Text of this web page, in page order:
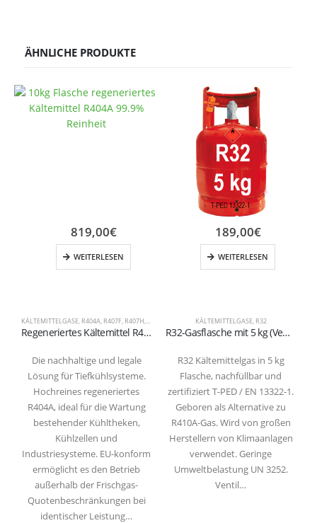
ÄHNLICHE PRODUKTE
KÄLTEMITTELGASE, R404A, R407F, R407H, R448A R452A
Regeneriertes Kältemittel R404A – 10 kg Mehrwegflasche T-PED (1/4″ SAE Ventil) – 99,9% Reinheit
Die nachhaltige und legale
Lösung für Tiefkühlsysteme.
Hochreines regeneriertes
R404A, ideal für die Wartung
bestehender Kühltheken,
Kühlzellen und
Industriesysteme. EU-konform
ermöglicht es den Betrieb
außerhalb der Frischgas-
Quotenbeschränkungen bei
identischer Leistung…
819,00€
WEITERLESEN
KÄLTEMITTELGASE, R32
R32-Gasflasche mit 5 kg (Ventil W21,7×1/14″)
R32 Kältemittelgas in 5 kg
Flasche, nachfüllbar und
zertifiziert T-PED / EN 13322-1.
Geboren als Alternative zu
R410A-Gas. Wird von großen
Herstellern von Klimaanlagen
verwendet. Geringe
Umweltbelastung UN 3252.
Ventil…
189,00€
WEITERLESEN